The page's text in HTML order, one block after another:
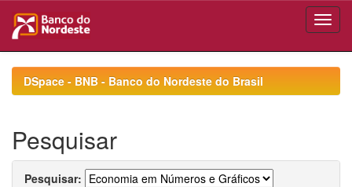
navigationDSpace - BNB - Banco do Nordeste do Brasil
Pesquisar
Pesquisar: